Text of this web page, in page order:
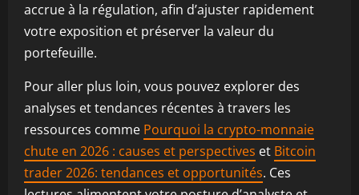
accrue à la régulation, afin d’ajuster rapidement
votre exposition et préserver la valeur du
portefeuille.
Pour aller plus loin, vous pouvez explorer des
analyses et tendances récentes à travers les
ressources comme Pourquoi la crypto-monnaie
chute en 2026 : causes et perspectives et Bitcoin
trader 2026: tendances et opportunités. Ces